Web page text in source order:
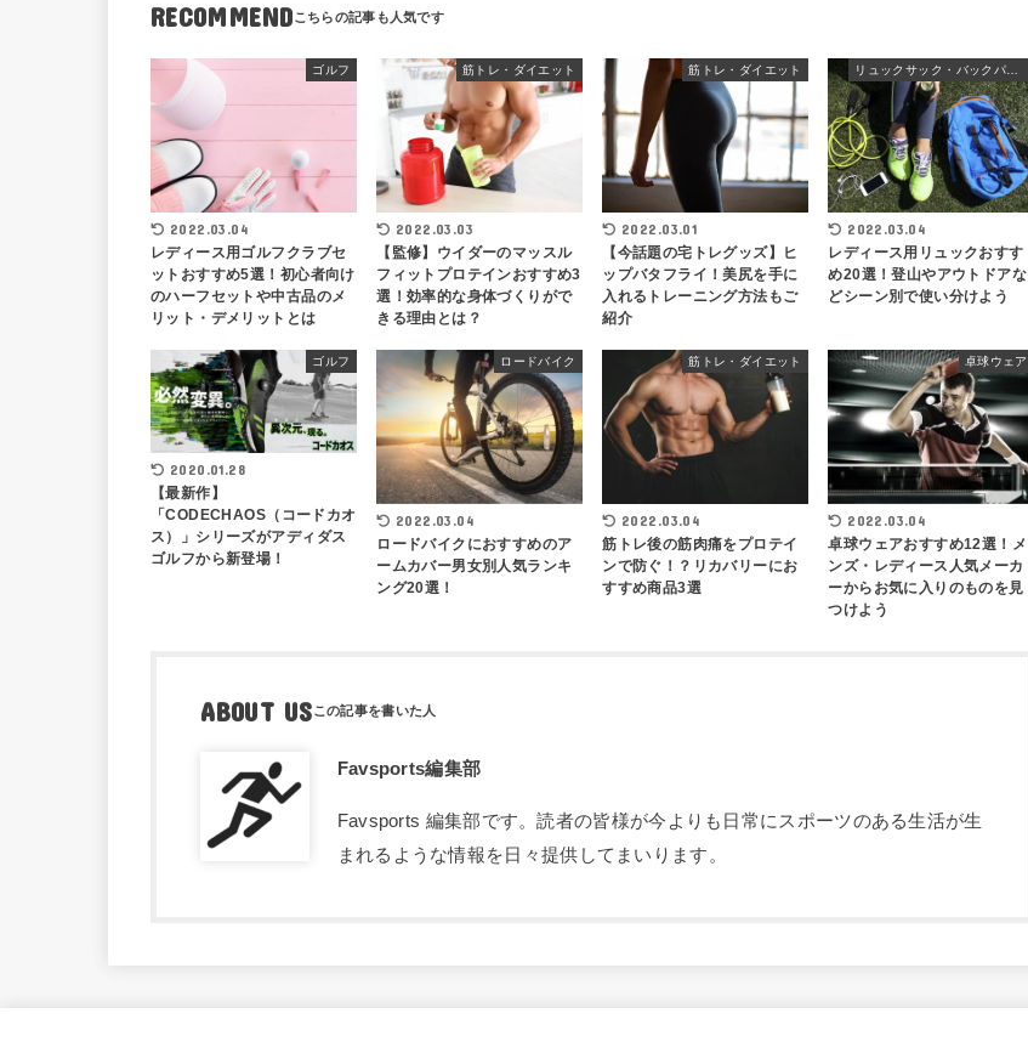
RECOMMEND
ゴルフ
2022.03.04
レディース用ゴルフクラブセ
ットおすすめ5選！初心者向け
のハーフセットや中古品のメ
リット・デメリットとは
筋トレ・ダイエット
2022.03.03
【監修】ウイダーのマッスル
フィットプロテインおすすめ3
選！効率的な身体づくりがで
きる理由とは？
筋トレ・ダイエット
2022.03.01
【今話題の宅トレグッズ】ヒ
ップバタフライ！美尻を手に
入れるトレーニング方法もご
紹介
2022.03.04
レディース用リュックおすす
め20選！登山やアウトドアな
どシーン別で使い分けよう
ゴルフ
2020.01.28
【最新作】
「CODECHAOS（コードカオ
ス）」シリーズがアディダス
ゴルフから新登場！
ロードバイク
2022.03.04
ロードバイクにおすすめのア
ームカバー男女別人気ランキ
ング20選！
筋トレ・ダイエット
2022.03.04
筋トレ後の筋肉痛をプロテイ
ンで防ぐ！？リカバリーにお
すすめ商品3選
卓球ウェア
2022.03.04
卓球ウェアおすすめ12選！メ
ンズ・レディース人気メーカ
ーからお気に入りのものを見
つけよう
ABOUT US
Favsports編集部
Favsports 編集部です。読者の皆様が今よりも日常にスポーツのある生活が生
まれるような情報を日々提供してまいります。